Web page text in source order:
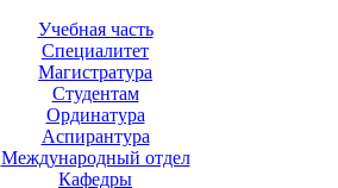
Учебная часть
Специалитет
Магистратура
Студентам
Ординатура
Аспирантура
Международный отдел
Кафедры